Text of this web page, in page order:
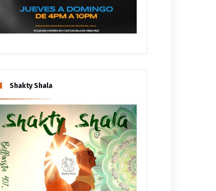
Shakty Shala